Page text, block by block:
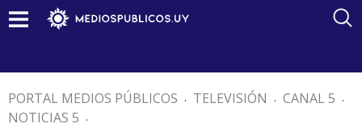
PORTAL MEDIOS PÚBLICOS . TELEVISIÓN . CANAL 5 .
NOTICIAS 5 .